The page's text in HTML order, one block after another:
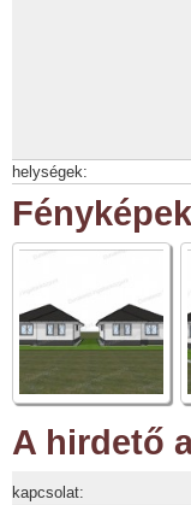
helységek:
Fényképek
A hirdető
kapcsolat: